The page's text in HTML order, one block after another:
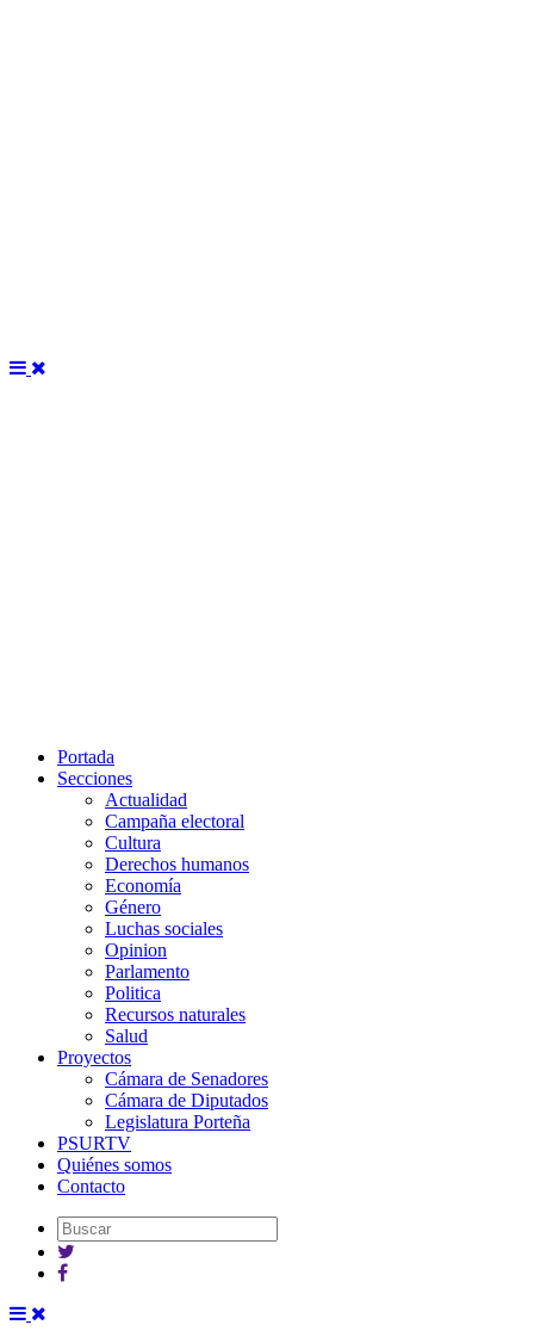
Portada
Secciones
Actualidad
Campaña electoral
Cultura
Derechos humanos
Economía
Género
Luchas sociales
Opinion
Parlamento
Politica
Recursos naturales
Salud
Proyectos
Cámara de Senadores
Cámara de Diputados
Legislatura Porteña
PSURTV
Quiénes somos
Contacto